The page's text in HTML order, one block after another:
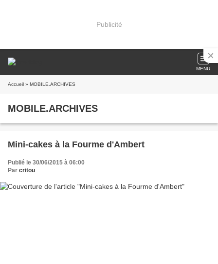
Publicité
MENU
Accueil » MOBILE.ARCHIVES
MOBILE.ARCHIVES
Mini-cakes à la Fourme d'Ambert
Publié le 30/06/2015 à 06:00
Par critou